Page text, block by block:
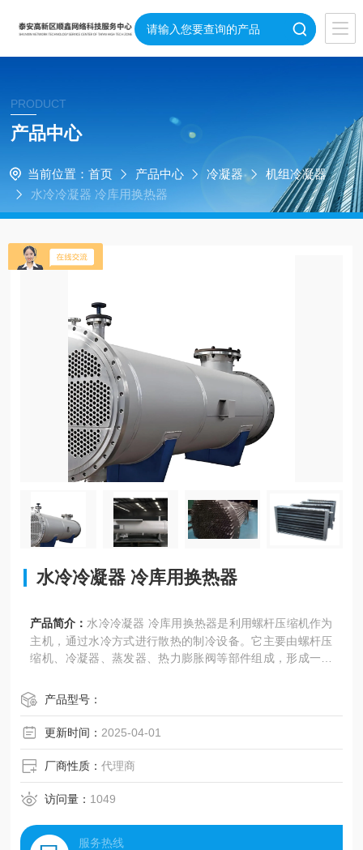
PRODUCT
产品中心
当前位置： 首页 产品中心 冷凝器
机组冷凝器
水冷冷凝器 冷库用换热器
水冷冷凝器 冷库用换热器
产品简介： 水冷冷凝器 冷库用换热器是利用螺杆压缩机作为
主机，通过水冷方式进行散热的制冷设备。它主要由螺杆压
缩机、冷凝器、蒸发器、热力膨胀阀等部件组成，形成一个
产品型号：
更新时间： 2025-04-01
厂商性质：代理商
访问量： 1049
服务热线